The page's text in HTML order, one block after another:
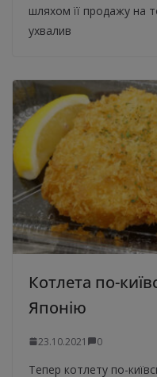
шляхом її продажу на
ухвалив
Котлета по-
Японію
23.10.2021 0
Тепер котлету по-